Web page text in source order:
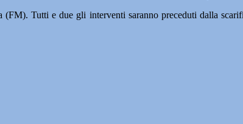
Tutti e due gli interventi saranno preceduti dalla